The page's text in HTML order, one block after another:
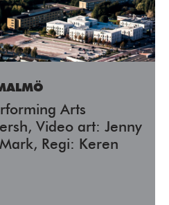
Arts
Video art: Jenny
Regi: Keren